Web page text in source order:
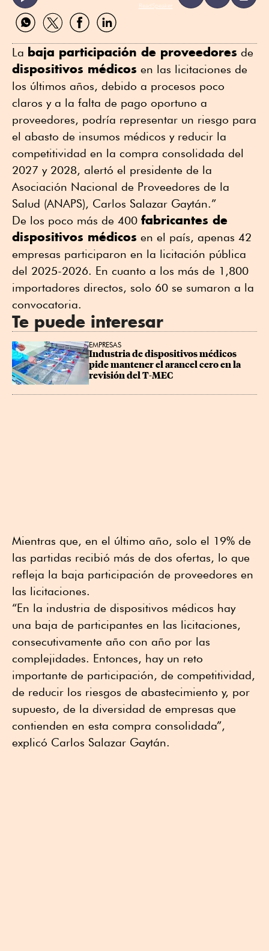
ReadSpeaker
Compartir
por
Compartir
por
Compartir
por
Compartir
por
La baja participación de proveedores de
dispositivos médicos en las licitaciones de
los últimos años, debido a procesos poco
claros y a la falta de pago oportuno a
proveedores, podría representar un riesgo para
el abasto de insumos médicos y reducir la
competitividad en la compra consolidada del
2027 y 2028, alertó el presidente de la
Asociación Nacional de Proveedores de la
Salud (ANAPS), Carlos Salazar Gaytán.”
De los poco más de 400 fabricantes de
dispositivos médicos en el país, apenas 42
empresas participaron en la licitación pública
del 2025-2026. En cuanto a los más de 1,800
importadores directos, solo 60 se sumaron a la
convocatoria.
Te puede interesar
EMPRESAS
Industria de dispositivos médicos
pide mantener el arancel cero en la
revisión del T-MEC
Mientras que, en el último año, solo el 19% de
las partidas recibió más de dos ofertas, lo que
refleja la baja participación de proveedores en
las licitaciones.
“En la industria de dispositivos médicos hay
una baja de participantes en las licitaciones,
consecutivamente año con año por las
complejidades. Entonces, hay un reto
importante de participación, de competitividad,
de reducir los riesgos de abastecimiento y, por
supuesto, de la diversidad de empresas que
contienden en esta compra consolidada”,
explicó Carlos Salazar Gaytán.